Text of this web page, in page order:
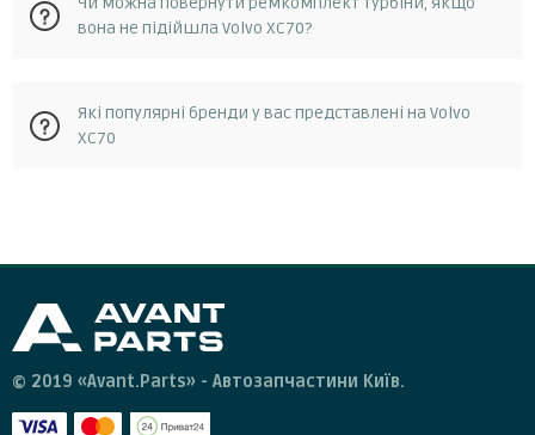
вона не підійшла Volvo XC70?
можна повернути протягом 14 днів з моменту отримання.
Повернення можливе за умови, що запчастина не була в
Які популярні бренди у вас представлені на Volvo
XC70
© 2019 «Avant.Parts» - Автозапчастини Київ.